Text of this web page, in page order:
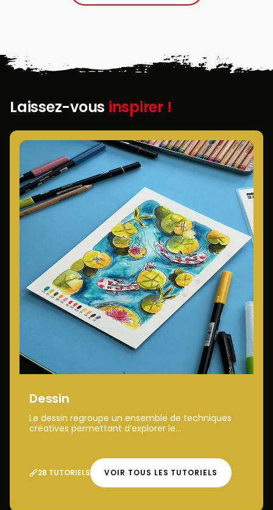
Laissez-vous inspirer !
Dessin
Le dessin regroupe un ensemble de techniques
créatives permettant d’explorer le...
28 TUTORIELS VOIR TOUS LES TUTORIELS